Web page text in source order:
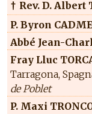
† Rev. D. Albert
P. Byron
Abbé Jean-
Fray Lluc
Tarragona,
de Poblet
P. Maxi